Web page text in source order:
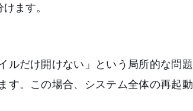
ます。
ルだけ開けない」という局所的な問
。この場合、システム全体の再起